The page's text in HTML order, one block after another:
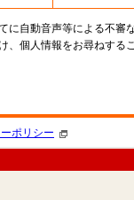
に自動音声等による不審
、個人情報をお尋ねする
ポリシー